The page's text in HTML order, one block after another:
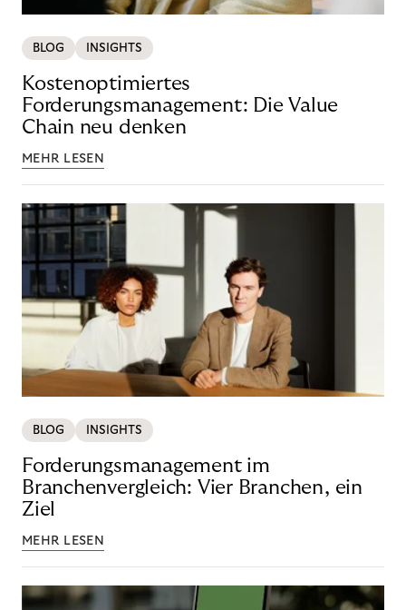
BLOG INSIGHTS
Kostenoptimiertes
Forderungsmanagement: Die Value
Chain neu denken
MEHR LESEN
BLOG INSIGHTS
Forderungsmanagement im
Branchenvergleich: Vier Branchen, ein
Ziel
MEHR LESEN